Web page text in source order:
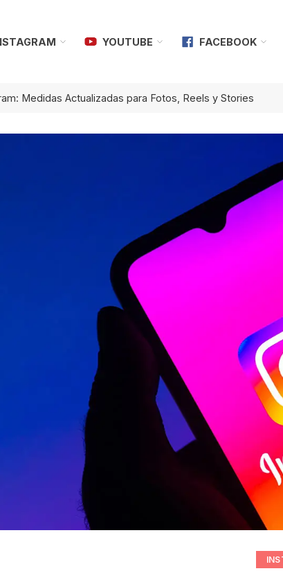
YOUTUBE FACEBOOK
Medidas Actualizadas para Fotos, Reels y Stories